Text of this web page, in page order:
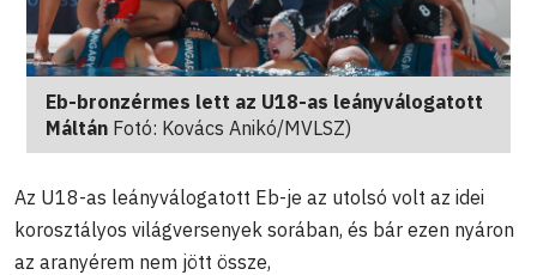
Eb-bronzérmes lett az U18-as leányválogatott
Máltán Fotó: Kovács Anikó/MVLSZ)
Az U18-as leányválogatott Eb-je az utolsó volt az idei
korosztályos világversenyek sorában, és bár ezen nyáron
az aranyérem nem jött össze,